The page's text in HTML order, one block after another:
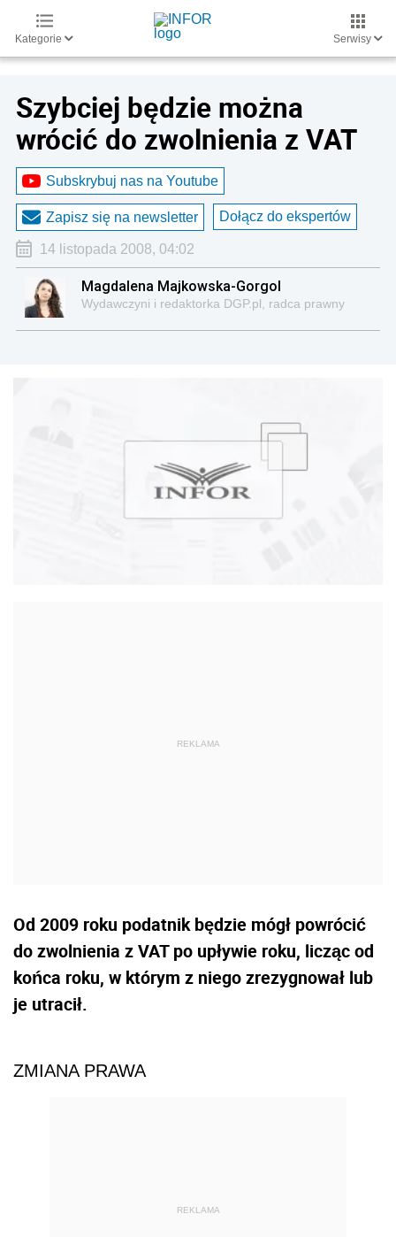
Kategorie Serwisy
Szybciej będzie można
wrócić do zwolnienia z VAT
Subskrybuj nas na Youtube
Zapisz się na newsletter Dołącz do ekspertów
14 listopada 2008, 04:02
Magdalena Majkowska-Gorgol
Wydawczyni i redaktorka DGP.pl, radca prawny
Od 2009 roku podatnik będzie mógł powrócić
do zwolnienia z VAT po upływie roku, licząc od
końca roku, w którym z niego zrezygnował lub
je utracił.
ZMIANA PRAWA
REKLAMA